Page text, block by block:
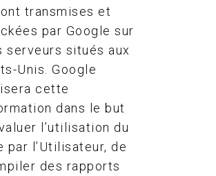
transmises et
par Google sur
serveurs situés aux
Unis. Google
cette
dans le but
l’utilisation du
par l’Utilisateur, de
des rapports